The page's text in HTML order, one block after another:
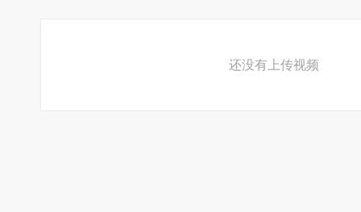
还没有上传视频